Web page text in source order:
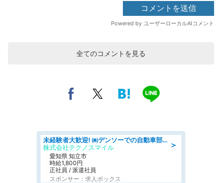
全てのコメントを見る
＞
未経験者大歓迎! ㈱デンソーでの自動車部品の組立作業 denso aichi
株式会社テクノスマイル
愛知県 知立市
時給1,800円
正社員 / 派遣社員
スポンサー：求人ボックス